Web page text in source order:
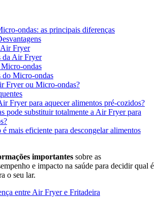
ondas: as principais diferenças
Air Fryer
da Air Fryer
ondas
do Micro-ondas
Fryer ou Micro-ondas?
Fryer para aquecer alimentos pré-cozidos?
pode substituir totalmente a Air Fryer para
mais eficiente para descongelar alimentos
importantes sobre as
e impacto na saúde para decidir qual é
o seu lar.
entre Air Fryer e Fritadeira